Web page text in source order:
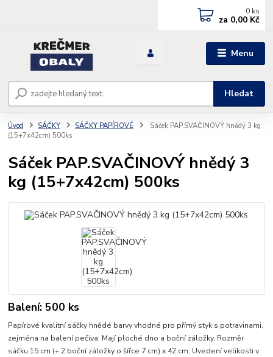
Menu
Hledat
0 ks
za 0,00 Kč
Úvod SÁČKY SÁČKY PAPÍROVÉ
Sáček PAP.SVAČINOVÝ hnědý 3 kg
(15+7x42cm) 500ks
Sáček PAP.SVAČINOVÝ hnědý 3
kg (15+7x42cm) 500ks
Balení: 500 ks
Papírové kvalitní sáčky hnědé barvy vhodné pro přímý styk s potravinami,
zejména na balení pečiva. Mají ploché dno a boční záložky. Rozměr
sáčku 15 cm (+ 2 boční záložky o šířce 7 cm) x 42 cm. Uvedení velikosti v